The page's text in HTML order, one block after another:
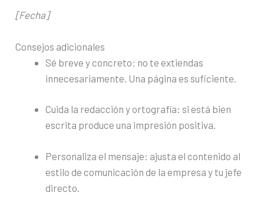
[Fecha]
Consejos adicionales
Sé breve y concreto: no te extiendas
innecesariamente. Una página es suficiente.
Cuida la redacción y ortografía: si está bien
escrita produce una impresión positiva.
Personaliza el mensaje: ajusta el contenido al
estilo de comunicación de la empresa y tu jefe
directo.